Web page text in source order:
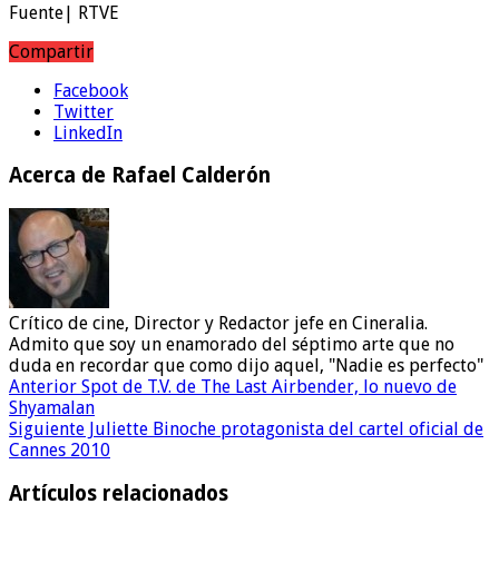
Fuente| RTVE
Compartir
Facebook
Twitter
LinkedIn
Acerca de Rafael Calderón
Crítico de cine, Director y Redactor jefe en Cineralia.
Admito que soy un enamorado del séptimo arte que no
duda en recordar que como dijo aquel, "Nadie es perfecto"
Anterior Spot de T.V. de The Last Airbender, lo nuevo de
Shyamalan
Siguiente Juliette Binoche protagonista del cartel oficial de
Cannes 2010
Artículos relacionados